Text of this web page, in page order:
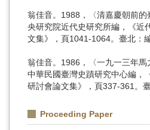
翁佳音。1988，〈清嘉慶朝前的
央研究院近代史研究所編，《近
文集》，頁1041-1064。臺北：編
翁佳音。1986，〈一九一三年
中華民國臺灣史蹟研究中心編，
研討會論文集》，頁337-361。臺
Proceeding Paper